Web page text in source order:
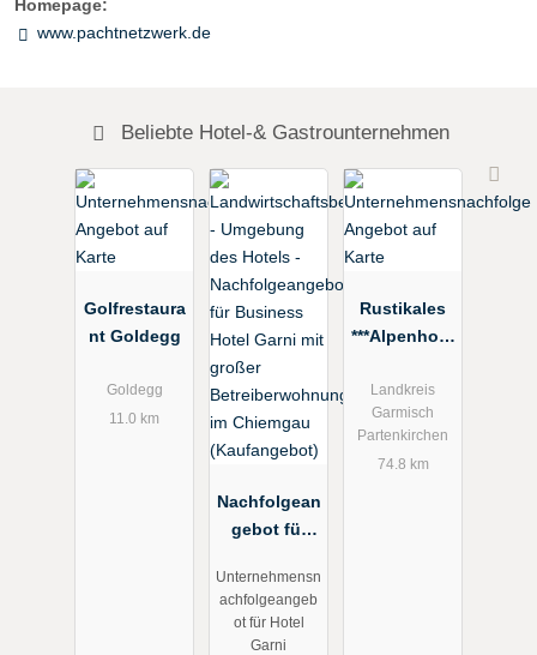
Homepage:
www.pachtnetzwerk.de
Beliebte Hotel-& Gastrounternehmen
Golfrestaura
nt Goldegg
Goldegg
11.0 km
Nachfolgean
gebot für
Hotel Garni
mit großer
Betreiberwo
Unternehmensn
achfolgeangeb
ot für Hotel
Garni
Rustikales
***Alpenhote
Garmisch-
Partenkirche
n zum Kauf
Landkreis
Garmisch
Partenkirchen
74.8 km